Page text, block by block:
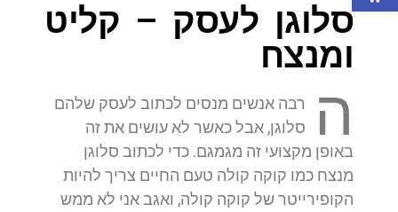
סלוגן לעסק – קליט
ומנצח
ה
רבה אנשים מנסים לכתוב לעסק שלהם
סלוגן, אבל כאשר לא עושים את זה
באופן מקצועי זה מגמגם. כדי לכתוב סלוגן
מנצח כמו קוקה קולה טעם החיים צריך להיות
הקופירייטר של קוקה קולה, ואגב אני לא ממש